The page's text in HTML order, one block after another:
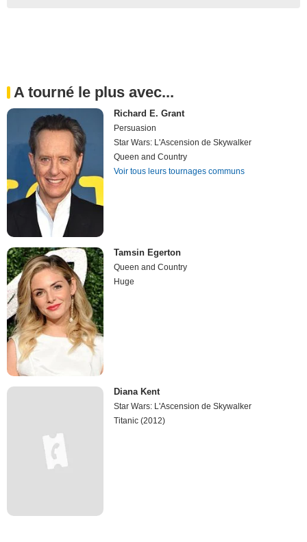
A tourné le plus avec...
Richard E. Grant
Persuasion
Star Wars: L'Ascension de Skywalker
Queen and Country
Voir tous leurs tournages communs
Tamsin Egerton
Queen and Country
Huge
Diana Kent
Star Wars: L'Ascension de Skywalker
Titanic (2012)